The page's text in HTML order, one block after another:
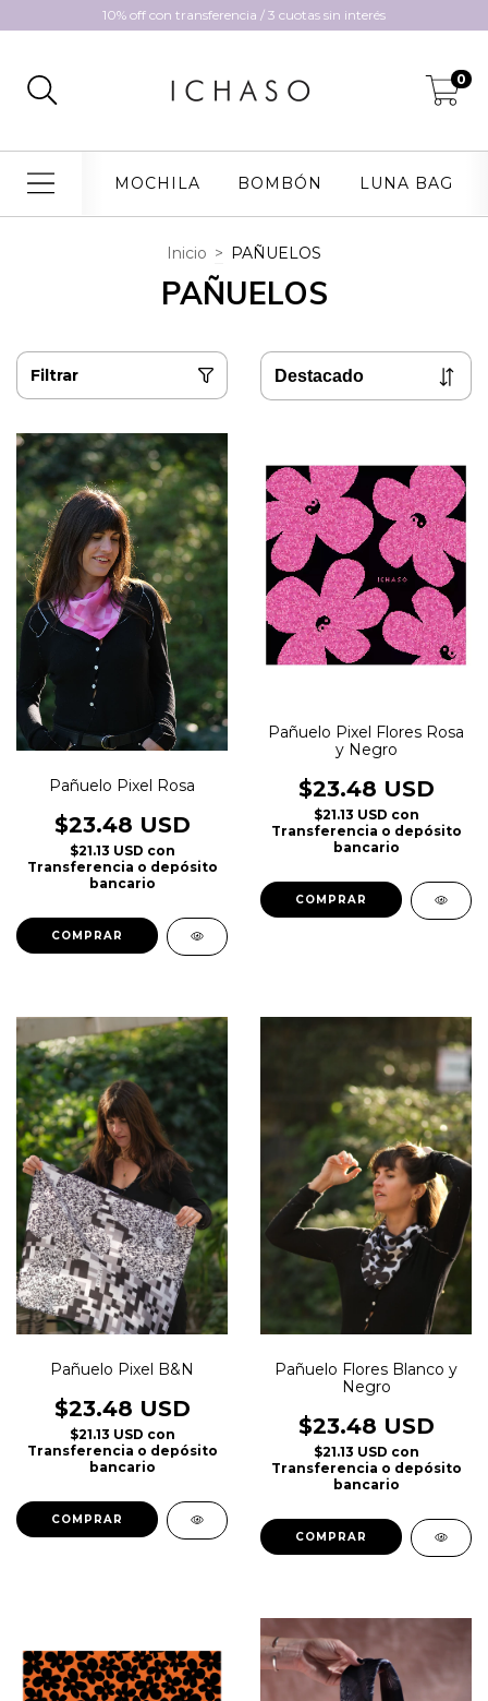
10% off con transferencia / 3 cuotas sin interés
0
MOCHILA BOMBÓN LUNA BAG
Inicio > PAÑUELOS
PAÑUELOS
Filtrar
Pañuelo Pixel Rosa
$23.48 USD
$21.13 USD con
Transferencia o depósito
bancario
Pañuelo Pixel Flores Rosa
y Negro
$23.48 USD
$21.13 USD con
Transferencia o depósito
bancario
Pañuelo Pixel B&N
$23.48 USD
$21.13 USD con
Transferencia o depósito
bancario
Pañuelo Flores Blanco y
Negro
$23.48 USD
$21.13 USD con
Transferencia o depósito
bancario